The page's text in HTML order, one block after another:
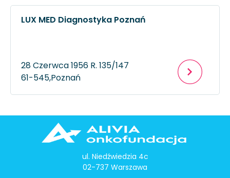
LUX MED Diagnostyka Poznań
28 Czerwca 1956 R. 135/147
61-545,Poznań
ul. Niedźwiedzia 4c
02-737 Warszawa